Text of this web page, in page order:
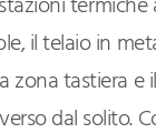
il telaio in
zona tastiera e
dal solito.